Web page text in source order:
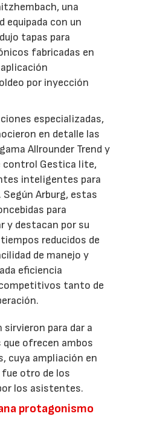
una
equipada con un
tapas para
fabricadas en
por inyección
especializadas,
en detalle las
Allrounder Trend y
control Gestica lite,
inteligentes para
Arburg, estas
para
y destacan por su
reducidos de
de manejo y
eficiencia
tanto de
para dar a
ofrecen ambos
cuya ampliación en
otro de los
los asistentes.
protagonismo